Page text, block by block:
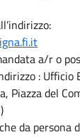
a/r o
: Ufficio
Piazza del
da persona